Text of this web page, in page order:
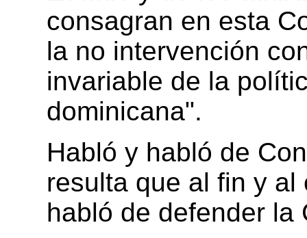
consagran en esta
la no intervención
invariable de la
dominicana".
Habló y habló de
resulta que al fin y
habló de defender la